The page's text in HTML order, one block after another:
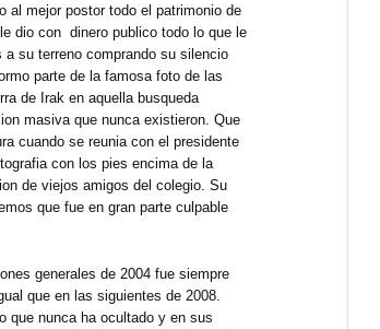
al mejor postor todo el patrimonio de
dio con dinero publico todo lo que le
su terreno comprando su silencio
parte de la famosa foto de las
de Irak en aquella busqueda
masiva que nunca existieron. Que
cuando se reunia con el presidente
con los pies encima de la
de viejos amigos del colegio. Su
que fue en gran parte culpable
generales de 2004 fue siempre
que en las siguientes de 2008.
que nunca ha ocultado y en sus